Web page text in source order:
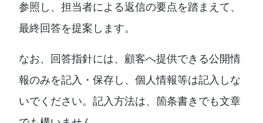
参照し、担当者による返信の要点を踏まえて、
最終回答を提案します。
なお、回答指針には、顧客へ提供できる公開情
報のみを記入・保存し、個人情報等は記入しな
いでください。記入方法は、箇条書きでも文章